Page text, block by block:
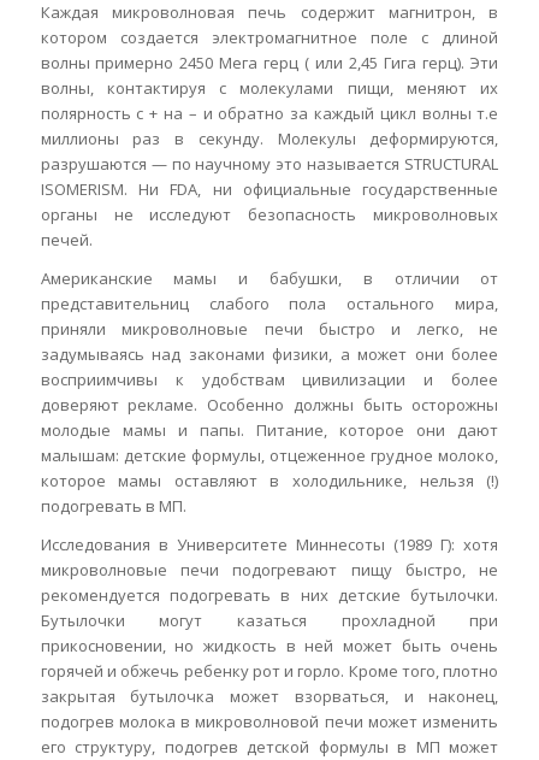
Каждая микроволновая печь содержит магнитрон, в
котором создается электромагнитное поле с длиной
волны примерно 2450 Мега герц ( или 2,45 Гига герц). Эти
волны, контактируя с молекулами пищи, меняют их
полярность с + на – и обратно за каждый цикл волны т.е
миллионы раз в секунду. Молекулы деформируются,
разрушаются — по научному это называется STRUCTURAL
ISOMERISM. Ни FDA, ни официальные государственные
органы не исследуют безопасность микроволновых
печей.
Американские мамы и бабушки, в отличии от
представительниц слабого пола остального мира,
приняли микроволновые печи быстро и легко, не
задумываясь над законами физики, а может они более
восприимчивы к удобствам цивилизации и более
доверяют рекламе. Особенно должны быть осторожны
молодые мамы и папы. Питание, которое они дают
малышам: детские формулы, отцеженное грудное молоко,
которое мамы оставляют в холодильнике, нельзя (!)
подогревать в МП.
Исследования в Университете Миннесоты (1989 Г): хотя
микроволновые печи подогревают пищу быстро, не
рекомендуется подогревать в них детские бутылочки.
Бутылочки могут казаться прохладной при
прикосновении, но жидкость в ней может быть очень
горячей и обжечь ребенку рот и горло. Кроме того, плотно
закрытая бутылочка может взорваться, и наконец,
подогрев молока в микроволновой печи может изменить
его структуру, подогрев детской формулы в МП может